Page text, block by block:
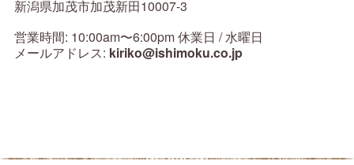
新潟県加茂市加茂新田10007-3
営業時間: 10:00am〜6:00pm 休業日 / 水曜日
メールアドレス: kiriko@ishimoku.co.jp